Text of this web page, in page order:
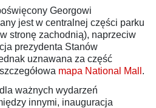
Georgowi
jest w centralnej części parku
stronę zachodnią), naprzeciw
prezydenta Stanów
uznawana za część
mapa National Mall .
ważnych wydarzeń
innymi, inauguracja